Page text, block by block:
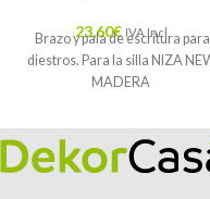
23,60€ IVA Incl.
Brazo y pala de escritura para
diestros. Para la silla NIZA
MADERA